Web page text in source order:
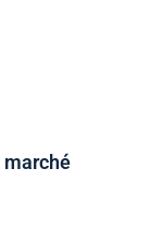
marché